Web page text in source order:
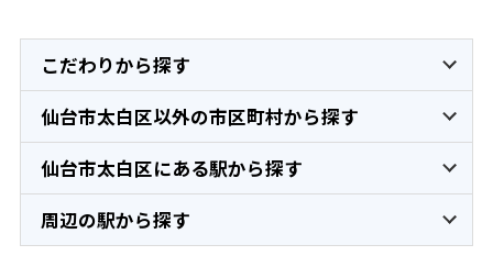
こだわりから探す
仙台市太白区以外の市区町村から探す
仙台市太白区にある駅から探す
周辺の駅から探す